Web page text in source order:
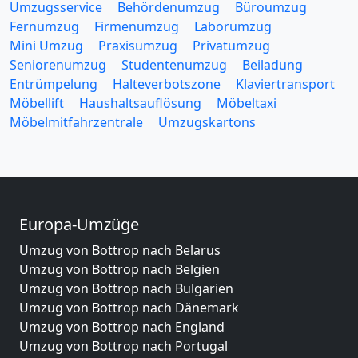
Umzugsservice Behördenumzug
Büroumzug
Fernumzug
Firmenumzug
Laborumzug
Mini Umzug
Praxisumzug
Privatumzug
Seniorenumzug
Studentenumzug
Beiladung
Entrümpelung
Halteverbotszone
Klaviertransport
Möbellift
Haushaltsauflösung
Möbeltaxi
Möbelmitfahrzentrale
Umzugskartons
Europa-Umzüge
Umzug von Bottrop nach Belarus
Umzug von Bottrop nach Belgien
Umzug von Bottrop nach Bulgarien
Umzug von Bottrop nach Dänemark
Umzug von Bottrop nach England
Umzug von Bottrop nach Portugal